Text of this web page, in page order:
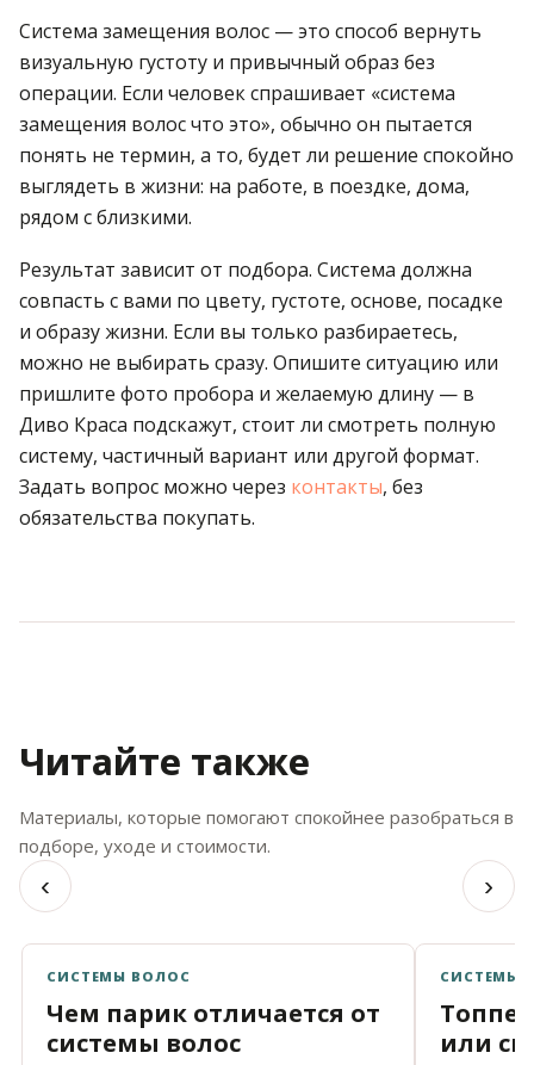
Система замещения волос — это способ вернуть
визуальную густоту и привычный образ без
операции. Если человек спрашивает «система
замещения волос что это», обычно он пытается
понять не термин, а то, будет ли решение спокойно
выглядеть в жизни: на работе, в поездке, дома,
рядом с близкими.
Результат зависит от подбора. Система должна
совпасть с вами по цвету, густоте, основе, посадке
и образу жизни. Если вы только разбираетесь,
можно не выбирать сразу. Опишите ситуацию или
пришлите фото пробора и желаемую длину — в
Диво Краса подскажут, стоит ли смотреть полную
систему, частичный вариант или другой формат.
Задать вопрос можно через контакты, без
обязательства покупать.
Читайте также
Материалы, которые помогают спокойнее разобраться в
подборе, уходе и стоимости.
‹ ›
СИСТЕМЫ ВОЛОС
Чем парик отличается от
системы волос
СИСТЕМЫ
или